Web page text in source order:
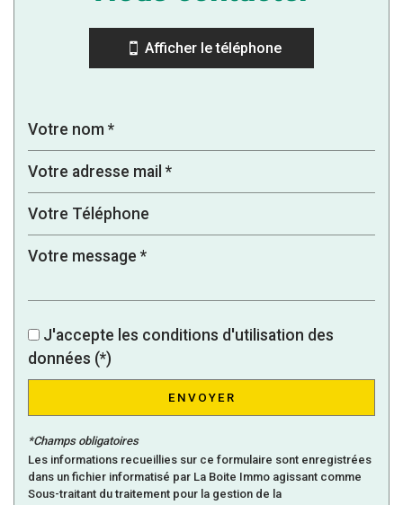
École maternelle
École primaire
Taxe habitation
Habitants de 25 à 55 ans
37,57 %
Habitants de plus de 55 ans
28,86 %
Nombre d'enfants par famille
Familles avec 1 ou 2 enfants
43,05 %
Maisons
Appartements
28,06 %
Afficher le téléphone
J'accepte les conditions d'utilisation des
données (*)
ENVOYER
*Champs obligatoires
Les informations recueillies sur ce formulaire sont enregistrées
dans un fichier informatisé par La Boite Immo agissant comme
Sous-traitant du traitement pour la gestion de la